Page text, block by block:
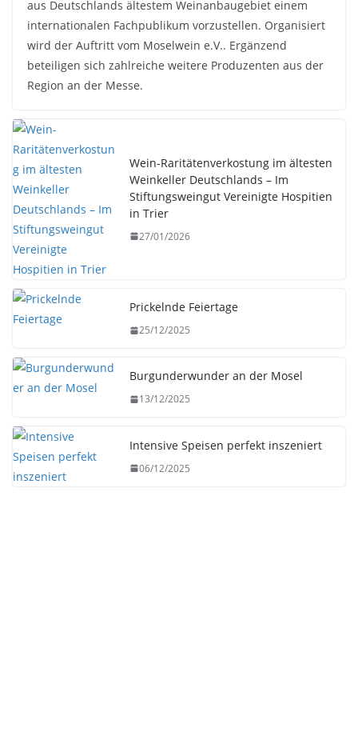
aus Deutschlands ältestem Weinanbaugebiet einem
internationalen Fachpublikum vorzustellen. Organisiert
wird der Auftritt vom Moselwein e.V.. Ergänzend
beteiligen sich zahlreiche weitere Produzenten aus der
Region an der Messe.
Wein-Raritätenverkostung im ältesten
Weinkeller Deutschlands – Im
Stiftungsweingut Vereinigte Hospitien
in Trier
27/01/2026
Prickelnde Feiertage
25/12/2025
Burgunderwunder an der Mosel
13/12/2025
Intensive Speisen perfekt inszeniert
06/12/2025